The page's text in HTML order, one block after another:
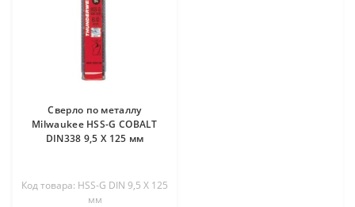
Сверло по металлу
Milwaukee HSS-G COBALT
DIN338 9,5 X 125 мм
Код товара: HSS-G DIN 9,5 X 125
мм